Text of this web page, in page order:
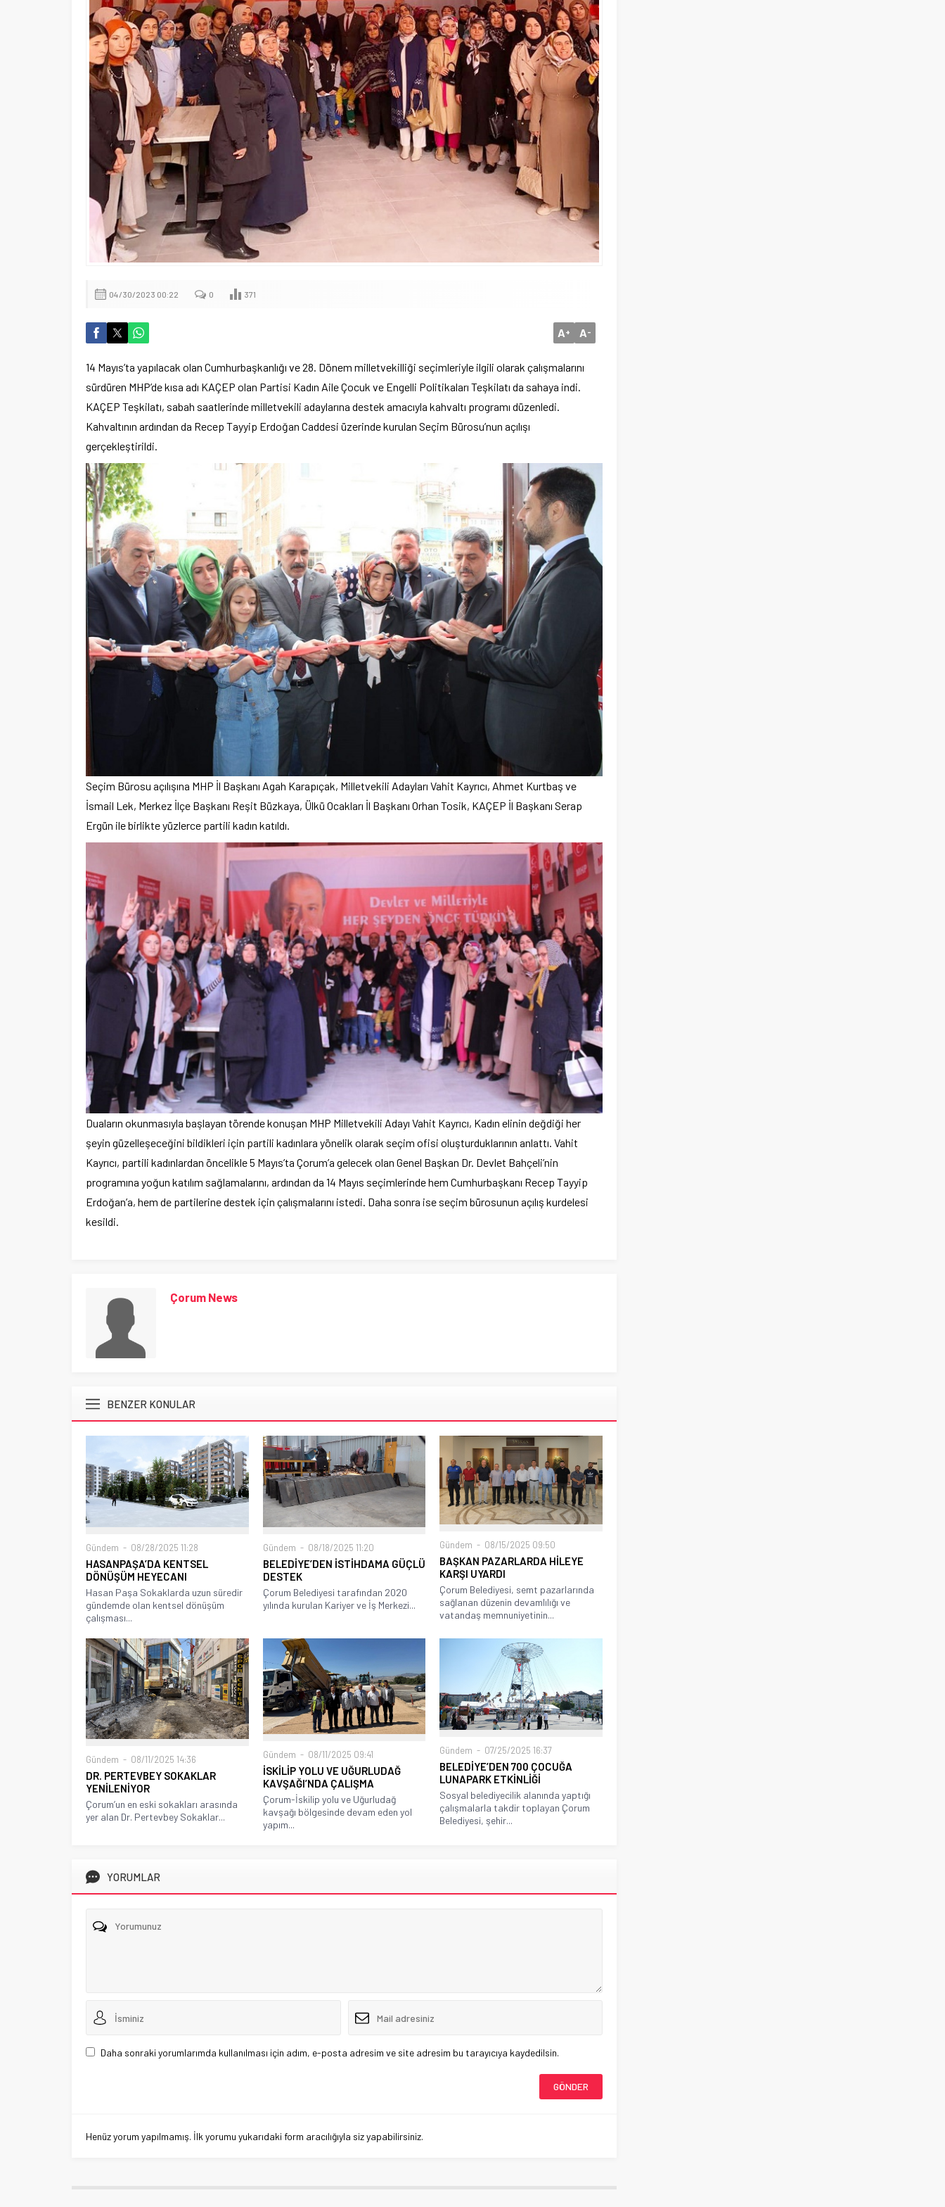
04/30/2023 00:22 0 371
A+ A-
14 Mayıs’ta yapılacak olan Cumhurbaşkanlığı ve 28. Dönem milletvekilliği seçimleriyle ilgili olarak çalışmalarını
sürdüren MHP’de kısa adı KAÇEP olan Partisi Kadın Aile Çocuk ve Engelli Politikaları Teşkilatı da sahaya indi.
KAÇEP Teşkilatı, sabah saatlerinde milletvekili adaylarına destek amacıyla kahvaltı programı düzenledi.
Kahvaltının ardından da Recep Tayyip Erdoğan Caddesi üzerinde kurulan Seçim Bürosu’nun açılışı
gerçekleştirildi.
Seçim Bürosu açılışına MHP İl Başkanı Agah Karapıçak, Milletvekili Adayları Vahit Kayrıcı, Ahmet Kurtbaş ve
İsmail Lek, Merkez İlçe Başkanı Reşit Büzkaya, Ülkü Ocakları İl Başkanı Orhan Tosik, KAÇEP İl Başkanı Serap
Ergün ile birlikte yüzlerce partili kadın katıldı.
Duaların okunmasıyla başlayan törende konuşan MHP Milletvekili Adayı Vahit Kayrıcı, Kadın elinin değdiği her
şeyin güzelleşeceğini bildikleri için partili kadınlara yönelik olarak seçim ofisi oluşturduklarının anlattı. Vahit
Kayrıcı, partili kadınlardan öncelikle 5 Mayıs’ta Çorum’a gelecek olan Genel Başkan Dr. Devlet Bahçeli’nin
programına yoğun katılım sağlamalarını, ardından da 14 Mayıs seçimlerinde hem Cumhurbaşkanı Recep Tayyip
Erdoğan’a, hem de partilerine destek için çalışmalarını istedi. Daha sonra ise seçim bürosunun açılış kurdelesi
kesildi.
Çorum News
BENZER KONULAR
Gündem 08/28/2025 11:28
HASANPAŞA’DA KENTSEL
DÖNÜŞÜM HEYECANI
Hasan Paşa Sokaklarda uzun süredir
gündemde olan kentsel dönüşüm
çalışması...
Gündem 08/18/2025 11:20
BELEDİYE’DEN İSTİHDAMA GÜÇLÜ
DESTEK
Çorum Belediyesi tarafından 2020
yılında kurulan Kariyer ve İş Merkezi...
Gündem 08/15/2025 09:50
BAŞKAN PAZARLARDA HİLEYE
KARŞI UYARDI
Çorum Belediyesi, semt pazarlarında
sağlanan düzenin devamlılığı ve
vatandaş memnuniyetinin...
Gündem 08/11/2025 14:36
DR. PERTEVBEY SOKAKLAR
YENİLENİYOR
Çorum’un en eski sokakları arasında
yer alan Dr. Pertevbey Sokaklar...
Gündem 08/11/2025 09:41
İSKİLİP YOLU VE UĞURLUDAĞ
KAVŞAĞI’NDA ÇALIŞMA
Çorum-İskilip yolu ve Uğurludağ
kavşağı bölgesinde devam eden yol
yapım...
Gündem 07/25/2025 16:37
BELEDİYE’DEN 700 ÇOCUĞA
LUNAPARK ETKİNLİĞİ
Sosyal belediyecilik alanında yaptığı
çalışmalarla takdir toplayan Çorum
Belediyesi, şehir...
YORUMLAR
Daha sonraki yorumlarımda kullanılması için adım, e-posta adresim ve site adresim bu tarayıcıya kaydedilsin.
Henüz yorum yapılmamış. İlk yorumu yukarıdaki form aracılığıyla siz yapabilirsiniz.